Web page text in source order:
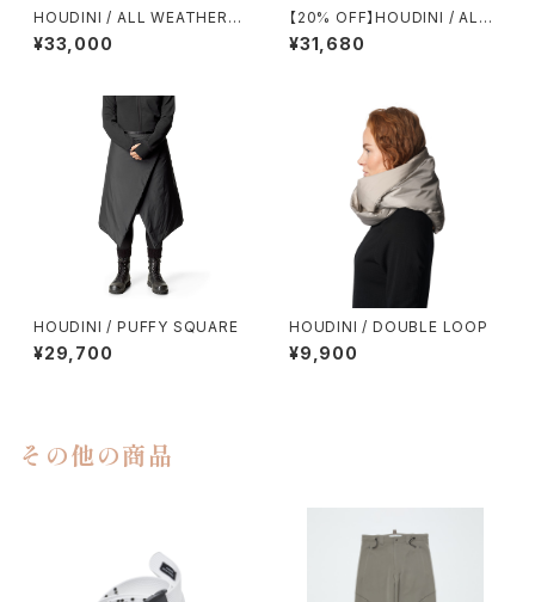
HOUDINI / ALL WEATHER T
-NECK
¥33,000
【20% OFF】HOUDINI / ALL
WEATHER T-NECK
¥31,680
HOUDINI / PUFFY SQUARE
¥29,700
HOUDINI / DOUBLE LOOP
¥9,900
その他の商品